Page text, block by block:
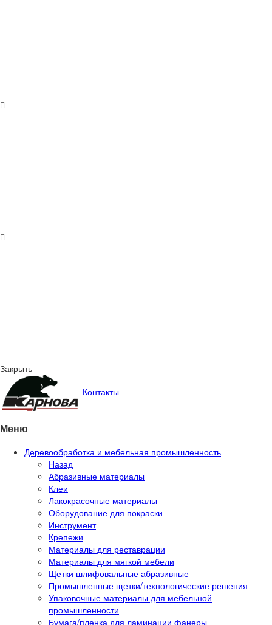
Закрыть
Контакты
Меню
Деревообработка и мебельная промышленность
Назад
Абразивные материалы
Клеи
Лакокрасочные материалы
Оборудование для покраски
Инструмент
Крепежи
Материалы для реставрации
Материалы для мягкой мебели
Щетки шлифовальные абразивные
Промышленные щетки/технологические решения
Упаковочные материалы для мебельной
промышленности
Бумага/пленка для ламинации фанеры